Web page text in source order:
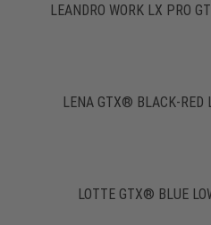
LEANDRO WORK LX PRO
LENA GTX® BLACK-RED
LOTTE GTX® BLUE